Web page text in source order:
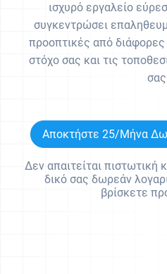
ισχυρό εργαλείο
συγκεντρώσει
προοπτικές από
στόχο σας και τις
Αποκτήστε 25/Μήνα
Δεν απαιτείται πιστωτική
δικό σας δωρεάν
βρίσκετε